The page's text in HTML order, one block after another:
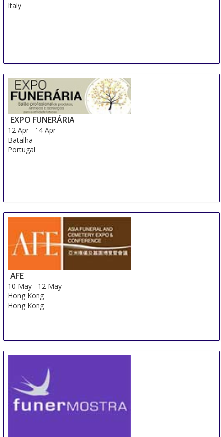
Italy
EXPO FUNERÁRIA
12 Apr - 14 Apr
Batalha
Portugal
AFE
10 May - 12 May
Hong Kong
Hong Kong